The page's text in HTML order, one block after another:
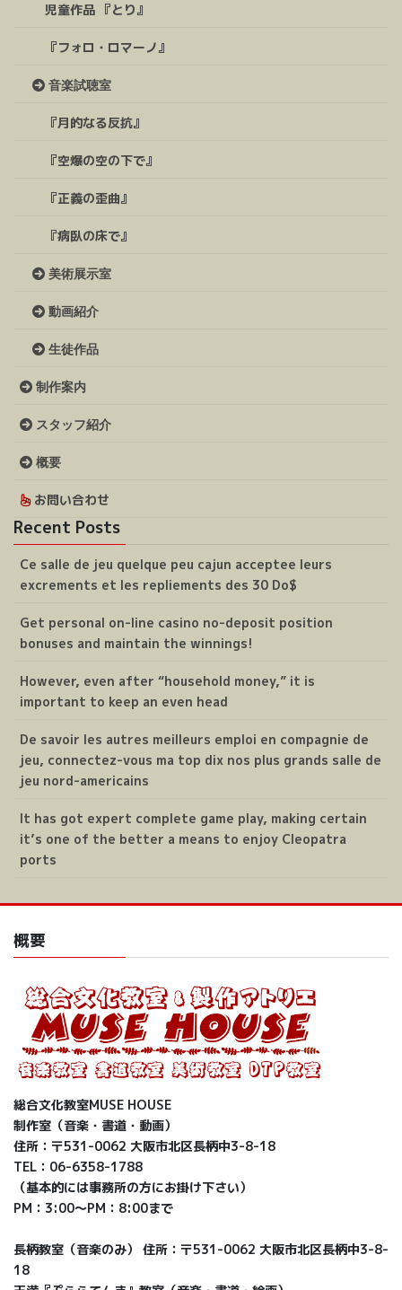
児童作品 『とり』
『フォロ・ロマーノ』
音楽試聴室
『月的なる反抗』
『空爆の空の下で』
『正義の歪曲』
『病臥の床で』
美術展示室
動画紹介
生徒作品
制作案内
スタッフ紹介
概要
お問い合わせ
Recent Posts
Ce salle de jeu quelque peu cajun acceptee leurs
excrements et les repliements des 30 Do$
Get personal on-line casino no-deposit position
bonuses and maintain the winnings!
However, even after “household money,” it is
important to keep an even head
De savoir les autres meilleurs emploi en compagnie de
jeu, connectez-vous ma top dix nos plus grands salle de
jeu nord-americains
It has got expert complete game play, making certain
it’s one of the better a means to enjoy Cleopatra
ports
概要
総合文化教室MUSE HOUSE
制作室（音楽・書道・動画）
住所：〒531-0062 大阪市北区長柄中3-8-18
TEL：06-6358-1788
（基本的には事務所の方にお掛け下さい）
PM：3:00〜PM：8:00まで
長柄教室（音楽のみ） 住所：〒531-0062 大阪市北区長柄中3-8-
18